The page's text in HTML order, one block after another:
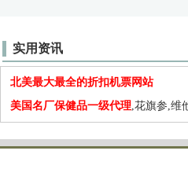
实用资讯
北美最大最全的折扣机票网站
美国名厂保健品一级代理,花旗参,维